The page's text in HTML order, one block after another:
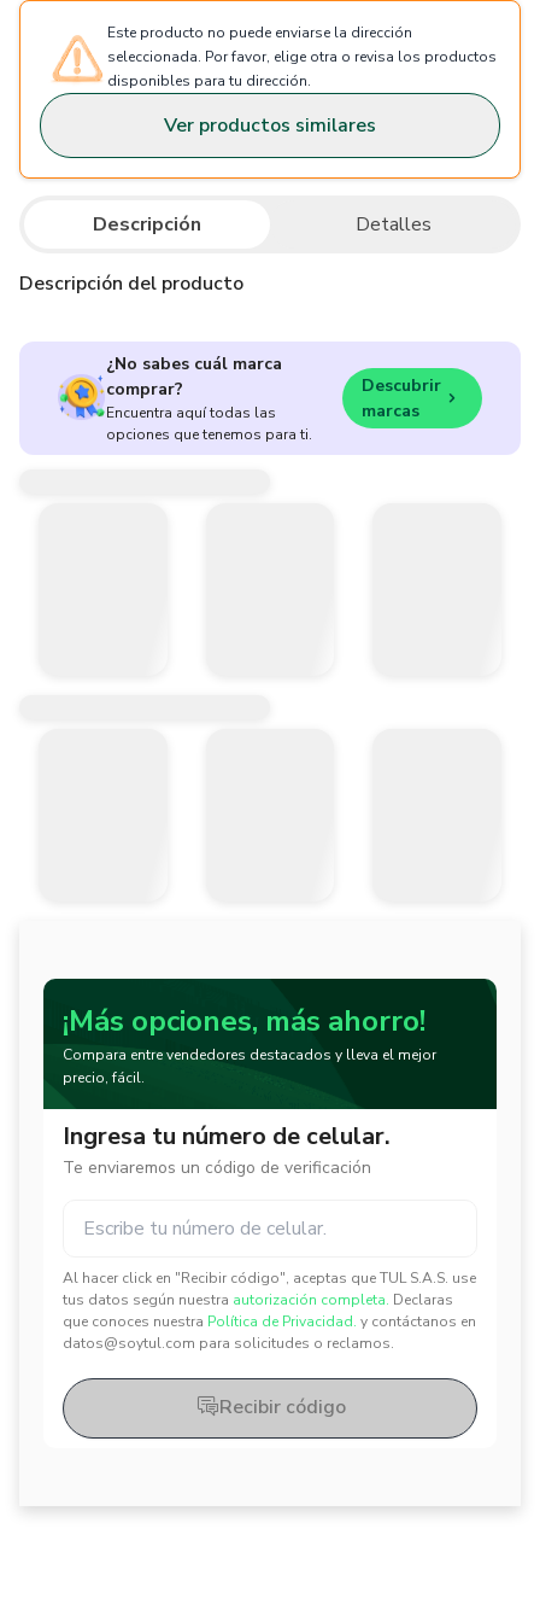
Este producto no puede enviarse la dirección
seleccionada. Por favor, elige otra o revisa los productos
disponibles para tu dirección.
Ver productos similares
Descripción Detalles
Descripción del producto
¿No sabes cuál marca
comprar?
Encuentra aquí todas las
opciones que tenemos para ti.
Descubrir
marcas
¡Más opciones, más ahorro!
Compara entre vendedores destacados y lleva el mejor
precio, fácil.
Ingresa tu número de celular.
Te enviaremos un código de verificación
Al hacer click en "Recibir código", aceptas que TUL S.A.S. use
tus datos según nuestra autorización completa. Declaras
que conoces nuestra Política de Privacidad. y contáctanos en
datos@soytul.com para solicitudes o reclamos.
✕
✕
Recibir código